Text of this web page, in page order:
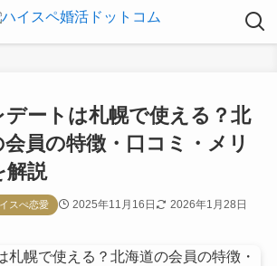
デートは札幌で使える？北
員の特徴・口コミ・メリ
解説
スぺ恋愛 2025年11月16日 2026年1月28日